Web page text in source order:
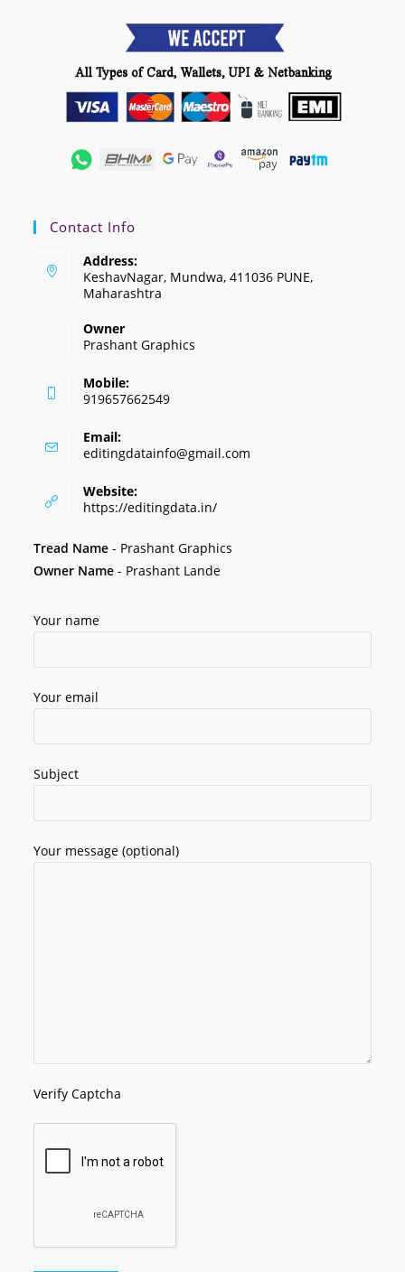
Contact Info
Address:
KeshavNagar, Mundwa, 411036 PUNE,
Maharashtra
Owner
Prashant Graphics
Mobile:
919657662549
Email:
editingdatainfo@gmail.com
Website:
https://editingdata.in/
Tread Name - Prashant Graphics
Owner Name- Prashant Lande
Your name
Your email
Subject
Your message (optional)
Verify Captcha